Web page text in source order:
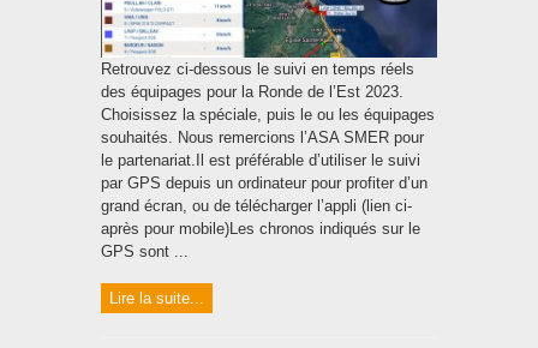
Retrouvez ci-dessous le suivi en temps réels
des équipages pour la Ronde de l’Est 2023.
Choisissez la spéciale, puis le ou les équipages
souhaités. Nous remercions l’ASA SMER pour
le partenariat.Il est préférable d’utiliser le suivi
par GPS depuis un ordinateur pour profiter d’un
grand écran, ou de télécharger l’appli (lien ci-
après pour mobile) Les chronos indiqués sur le
GPS sont ...
Lire la suite...